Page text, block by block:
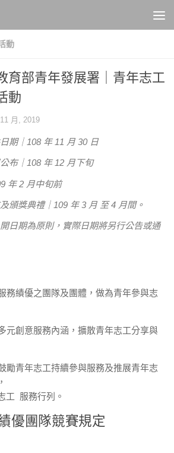
動
育部青年發展署｜青年志工
動
月, 2019
期｜108 年 11 月 30 日
布｜108 年 12 月下旬
年 2 月中旬前
頒獎典禮｜109 年 3 月 至 4 月間。
日期為原則，實際日期將另行公告或通
務績優之團隊及團體，做為青年參與志
元創意服務內涵，擴散青年志工分享與
勵青年志工持續參與服務及推展青年志
工 服務行列。
優團隊競賽規定